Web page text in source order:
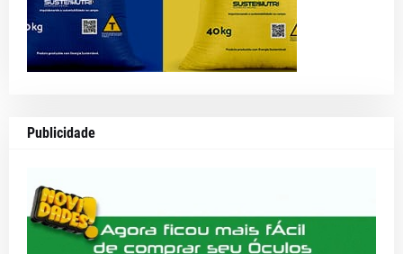
Publicidade